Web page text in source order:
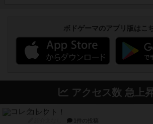
ボドゲーマのアプリ版はこ
アクセス数 急上
コレクト！
1件の投稿